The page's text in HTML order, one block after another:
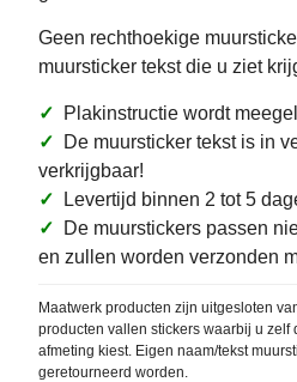
Geen rechthoekige
muursticker tekst die u ziet
✓ Plakinstructie wordt
✓ De muursticker tekst is in
verkrijgbaar!
✓ Levertijd binnen 2 tot 5
✓ De muurstickers passen
en zullen worden verzonden
Maatwerk producten zijn uitgesloten
producten vallen stickers waarbij u zelf
afmeting kiest. Eigen naam/tekst
geretourneerd worden.